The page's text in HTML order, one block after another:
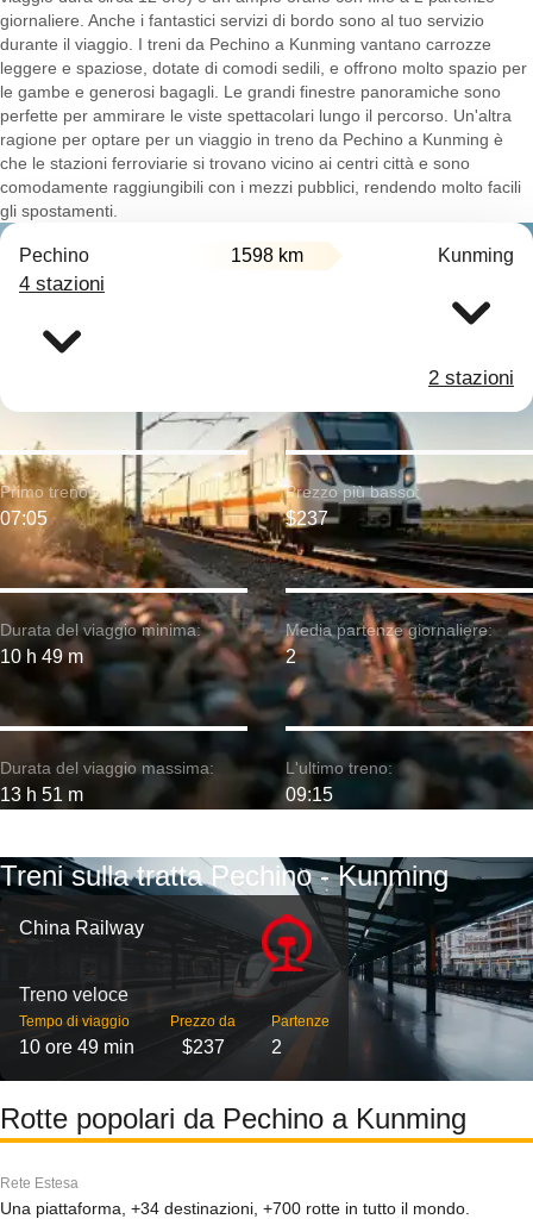
giornaliere. Anche i fantastici servizi di bordo sono al tuo servizio
durante il viaggio. I treni da Pechino a Kunming vantano carrozze
leggere e spaziose, dotate di comodi sedili, e offrono molto spazio per
le gambe e generosi bagagli. Le grandi finestre panoramiche sono
perfette per ammirare le viste spettacolari lungo il percorso. Un'altra
ragione per optare per un viaggio in treno da Pechino a Kunming è
che le stazioni ferroviarie si trovano vicino ai centri città e sono
comodamente raggiungibili con i mezzi pubblici, rendendo molto facili
gli spostamenti.
Pechino 1598 km Kunming
4 stazioni
2 stazioni
Durata del viaggio minima:
10 h 49 m
Primo treno:
07:05
Durata del viaggio massima:
13 h 51 m
Prezzo più basso:
$237
Media partenze giornaliere:
2
L'ultimo treno:
09:15
Treni sulla tratta Pechino - Kunming
China Railway
Treno veloce
Tempo di viaggio
10 ore 49 min
Prezzo da
$237
Partenze
2
Rotte popolari da Pechino a Kunming
Rete Estesa
Una piattaforma, +34 destinazioni, +700 rotte in tutto il mondo.